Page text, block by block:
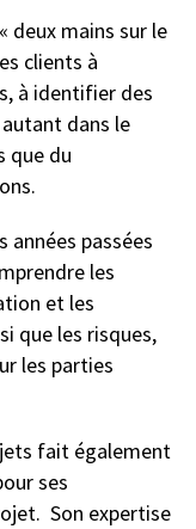
deux mains sur le
clients à
à identifier des
dans le
que du
années passées
les
et les
que les risques,
les parties
fait également
ses
Son expertise